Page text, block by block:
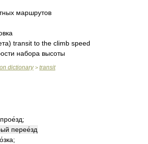
маршрутов
transit to the climb speed
набора высоты
dictionary> transit
перее́зд